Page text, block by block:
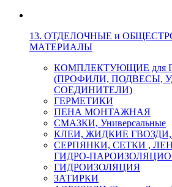
13. ОТДЕЛОЧНЫЕ и
МАТЕРИАЛЫ
КОМПЛЕКТУЮЩИЕ для
(ПРОФИЛИ, ПОДВЕСЫ,
СОЕДИНИТЕЛИ)
ГЕРМЕТИКИ
ПЕНА МОНТАЖНАЯ
СМАЗКИ, Универсальные
КЛЕИ, ЖИДКИЕ ГВОЗДИ,
СЕРПЯНКИ, СЕТКИ ,
ГИДРО-
ГИДРОИЗОЛЯЦИЯ
ЗАТИРКИ